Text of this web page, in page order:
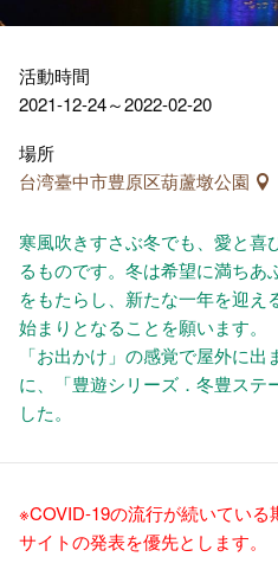
活動時間
2021-12-24～2022-02-20
場所
台湾臺中市豊原区葫蘆墩公園
寒風吹きすさぶ冬でも、愛と喜
るものです。冬は希望に満ち
をもたらし、新たな一年を迎
始まりとなることを願います。
「お出かけ」の感覚で屋外に
に、「豊遊シリーズ．冬豊ステ
した。
※COVID-19の流行が続いてい
サイトの発表を優先とします。